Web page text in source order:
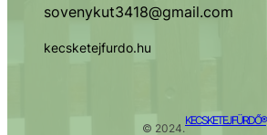
sovenykut3418@gmail.com
kecsketejfurdo.hu
© 2024.
KECSKETEJFÜRDŐ®